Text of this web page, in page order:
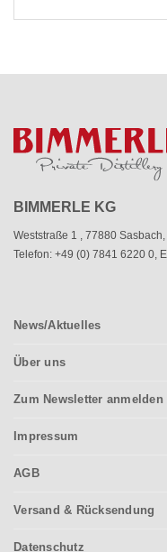
BIMMERLE KG
Weststraße 1 77880 Sasbach
Telefon: +49 (0) 7841 6220 0
News/Aktuelles
Über uns
Zum Newsletter
Impressum
AGB
Versand & Rücksendung
Datenschutz